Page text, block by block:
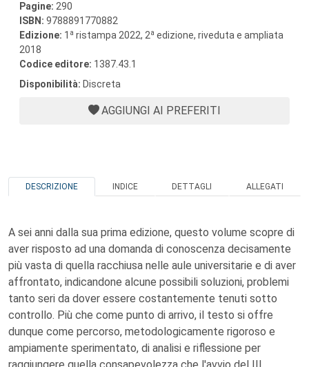
Pagine: 290
ISBN: 9788891770882
Edizione: 1 a ristampa 2022, 2a edizione, riveduta e ampliata
2018
Codice editore: 1387.43.1
Disponibilità: Discreta
AGGIUNGI AI PREFERITI
DESCRIZIONE INDICE DETTAGLI ALLEGATI
A sei anni dalla sua prima edizione, questo volume scopre di
aver risposto ad una domanda di conoscenza decisamente
più vasta di quella racchiusa nelle aule universitarie e di aver
affrontato, indicandone alcune possibili soluzioni, problemi
tanto seri da dover essere costantemente tenuti sotto
controllo. Più che come punto di arrivo, il testo si offre
dunque come percorso, metodologicamente rigoroso e
ampiamente sperimentato, di analisi e riflessione per